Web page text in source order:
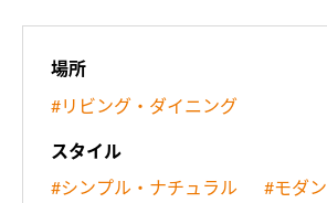
場所
#リビング・ダイニング
スタイル
#シンプル・ナチュラル #モダン